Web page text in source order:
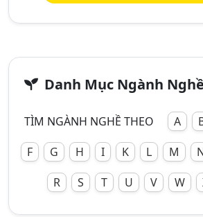
Danh Mục Ngành
TÌM NGÀNH NGHỀ THEO A
F
G H I K L M
R
S T U V W